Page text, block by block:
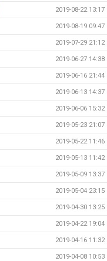
2019-08-22 13:17
2019-08-19 09:47
2019-07-29 21:12
2019-06-27 14:38
2019-06-16 21:44
2019-06-13 14:37
2019-06-06 15:32
2019-05-23 21:07
2019-05-22 11:46
2019-05-13 11:42
2019-05-09 13:37
2019-05-04 23:15
2019-04-30 13:25
2019-04-22 19:04
2019-04-16 11:32
2019-04-08 10:53